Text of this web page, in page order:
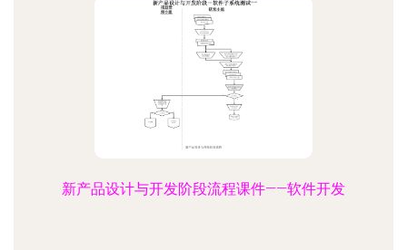
新产品设计与开发阶段流程课件——软件开发